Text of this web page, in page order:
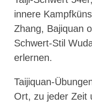
innere
Zhang, Bajiquan
Schwert-Stil
erlernen.
Taijiquan-
Ort, zu jeder Zeit